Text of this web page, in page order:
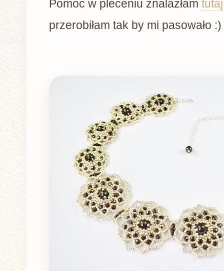
Pomoc w pleceniu znalazłam tutaj
przerobiłam tak by mi pasowało :)